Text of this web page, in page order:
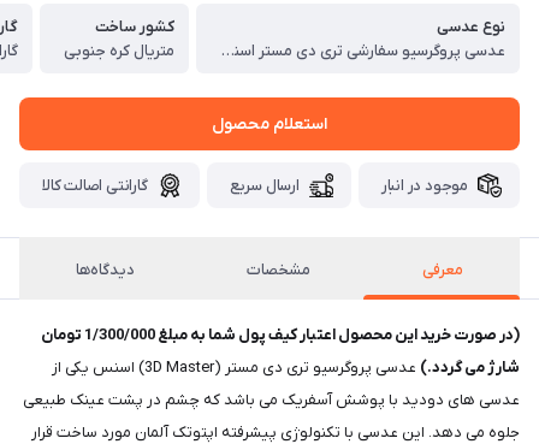
نوع عدسی
عدسی پروگرسیو سفارشی تری دی مستر اسنس با پوشش بلوپروتکت انتخابی ESSENCE 3D Master 1.6 clear
کشور ساخت
متریال کره جنوبی
استعلام محصول
موجود در انبار ارسال سریع گارانتی اصالت کالا
معرفی مشخصات دیدگاه‌ها
(در صورت خرید این محصول اعتبار کیف پول شما به مبلغ 1/300/000 تومان
شارژ می گردد.)
عدسی پروگرسیو تری دی مستر (3D Master) اسنس یکی از
عدسی های دودید با پوشش آسفریک می باشد که چشم در پشت عینک طبیعی
جلوه می دهد. این عدسی با تکنولوژی پیشرفته اپتوتک آلمان مورد ساخت قرار